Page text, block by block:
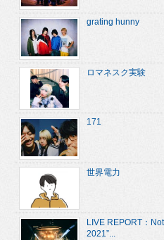
grating hunny
ロマネスク実験
171
世界電力
LIVE REPORT：
2021”...